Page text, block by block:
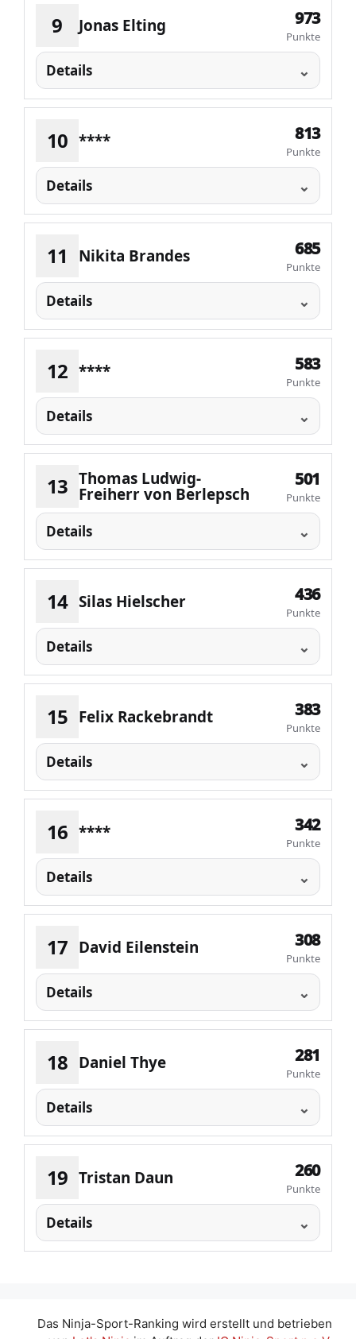
9 Jonas Elting 973
Punkte
Details
10 **** 813
Punkte
Details
11 Nikita Brandes 685
Punkte
Details
12 **** 583
Punkte
Details
13 Thomas Ludwig-
Freiherr von Berlepsch
501
Punkte
Details
14 Silas Hielscher 436
Punkte
Details
15 Felix Rackebrandt 383
Punkte
Details
16 **** 342
Punkte
Details
17 David Eilenstein 308
Punkte
Details
18 Daniel Thye 281
Punkte
Details
19 Tristan Daun 260
Punkte
Details
Das Ninja-Sport-Ranking wird erstellt und betrieben